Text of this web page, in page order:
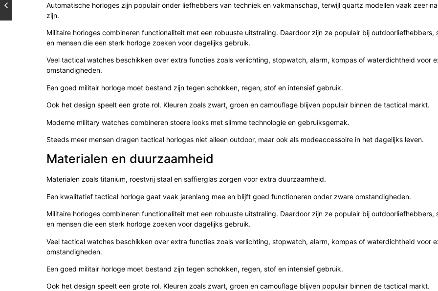
Automatische horloges zijn populair onder liefhebbers van techniek en vakmanschap, terwijl quartz modellen vaak zeer
zijn.
Militaire horloges combineren functionaliteit met een robuuste uitstraling. Daardoor zijn ze populair bij outdoorliefhebbers,
en mensen die een sterk horloge zoeken voor dagelijks gebruik.
Veel tactical watches beschikken over extra functies zoals verlichting, stopwatch, alarm, kompas of waterdichtheid voor
omstandigheden.
Een goed militair horloge moet bestand zijn tegen schokken, regen, stof en intensief gebruik.
Ook het design speelt een grote rol. Kleuren zoals zwart, groen en camouflage blijven populair binnen de tactical markt.
Moderne military watches combineren stoere looks met slimme technologie en gebruiksgemak.
Steeds meer mensen dragen tactical horloges niet alleen outdoor, maar ook als modeaccessoire in het dagelijks leven.
Materialen en duurzaamheid
Materialen zoals titanium, roestvrij staal en saffierglas zorgen voor extra duurzaamheid.
Een kwalitatief tactical horloge gaat vaak jarenlang mee en blijft goed functioneren onder zware omstandigheden.
Militaire horloges combineren functionaliteit met een robuuste uitstraling. Daardoor zijn ze populair bij outdoorliefhebbers,
en mensen die een sterk horloge zoeken voor dagelijks gebruik.
Veel tactical watches beschikken over extra functies zoals verlichting, stopwatch, alarm, kompas of waterdichtheid voor
omstandigheden.
Een goed militair horloge moet bestand zijn tegen schokken, regen, stof en intensief gebruik.
Ook het design speelt een grote rol. Kleuren zoals zwart, groen en camouflage blijven populair binnen de tactical markt.